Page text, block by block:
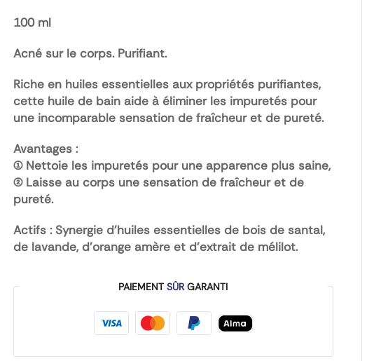
100 ml
Acné sur le corps. Purifiant.
Riche en huiles essentielles aux propriétés purifiantes,
cette huile de bain aide à éliminer les impuretés pour
une incomparable sensation de fraîcheur et de pureté.
Avantages :
(1) Nettoie les impuretés pour une apparence plus saine,
(2) Laisse au corps une sensation de fraîcheur et de
pureté.
Actifs :Synergie d’huiles essentielles de bois de santal,
de lavande, d’orange amère et d’extrait de mélilot.
PAIEMENTSÛRGARANTI